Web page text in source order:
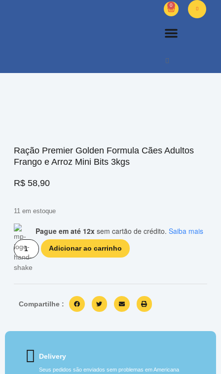
0
Ração Premier Golden Formula Cães Adultos
Frango e Arroz Mini Bits 3kgs
R$ 58,90
11 em estoque
Pague em até 12x sem cartão de crédito. Saiba mais
Adicionar ao carrinho
Compartilhe :
Delivery
Seus pedidos são enviados sem problemas em Americana